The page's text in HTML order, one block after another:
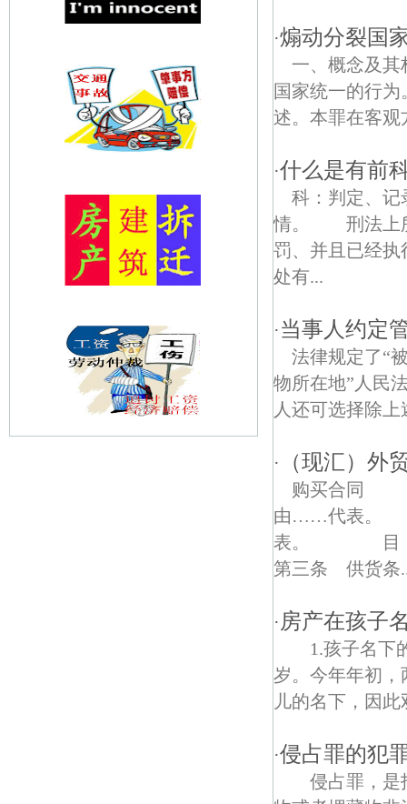
·煽动分裂国
一、概念及
国家统一的行
述。本罪在客观
·什么是有前
科：判定、记
情。 刑法上所
罚、并且已经
处有...
·当事人约定
法律规定了“
物所在地”人民
人还可选择除
· （现汇）外
购买合同
由……代表。
表。 目
第三条 供货条
· 房产在孩子
1.孩子名下
岁。今年年初，
儿的名下，因此
·侵占罪的犯
侵占罪，是